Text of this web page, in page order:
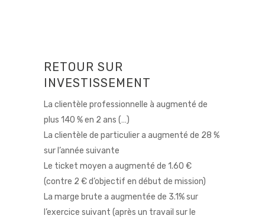
RETOUR SUR
INVESTISSEMENT
La clientèle professionnelle à augmenté de
plus 140 % en 2 ans (…)
La clientèle de particulier a augmenté de 28 %
sur l’année suivante
Le ticket moyen a augmenté de 1.60 €
(contre 2 € d’objectif en début de mission)
La marge brute a augmentée de 3.1% sur
l’exercice suivant (après un travail sur le